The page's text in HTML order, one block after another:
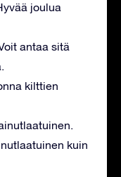
joulua
antaa sitä
kilttien
kuin